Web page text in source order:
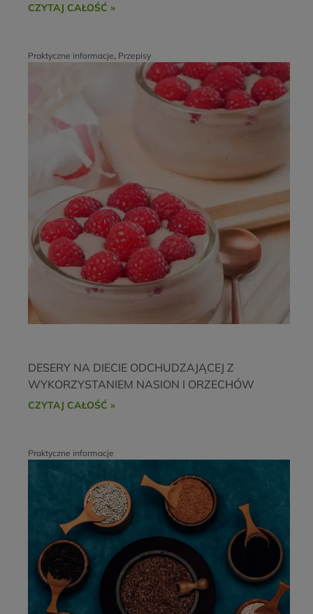
CZYTAJ CAŁOŚĆ »
Praktyczne informacje, Przepisy
DESERY NA DIECIE ODCHUDZAJĄCEJ Z
WYKORZYSTANIEM NASION I ORZECHÓW
CZYTAJ CAŁOŚĆ »
Praktyczne informacje